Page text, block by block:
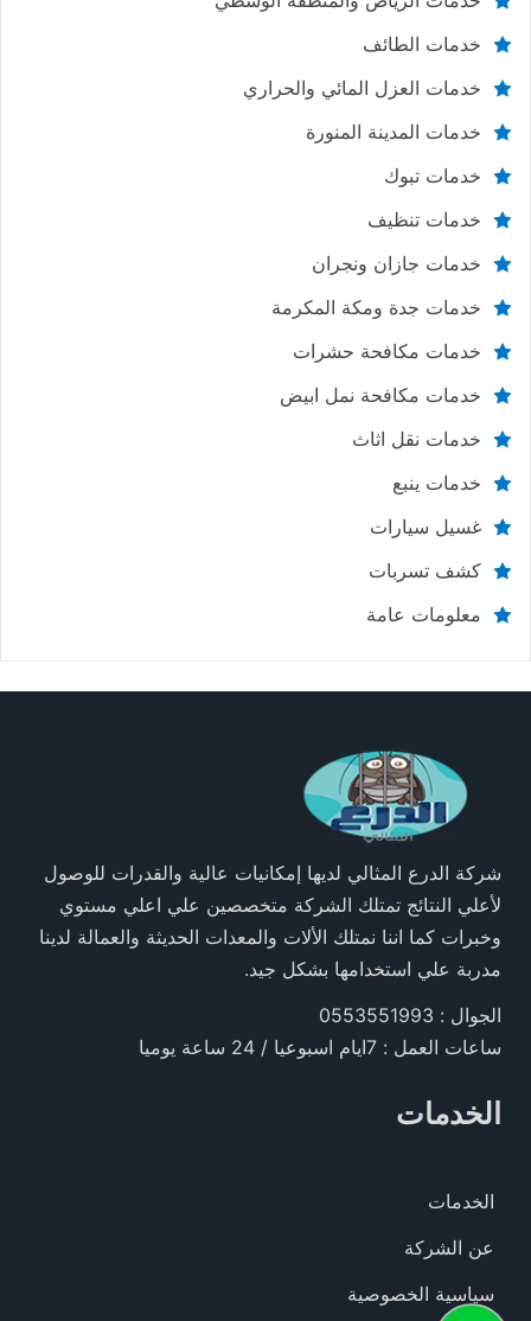
خدمات الطائف
خدمات العزل المائي والحراري
خدمات المدينة المنورة
خدمات تبوك
خدمات تنظيف
خدمات جازان ونجران
خدمات جدة ومكة المكرمة
خدمات مكافحة حشرات
خدمات مكافحة نمل ابيض
خدمات نقل اثاث
خدمات ينبع
غسيل سيارات
كشف تسربات
معلومات عامة
شركة الدرع المثالي لديها إمكانيات عالية والقدرات للوصول
لأعلي النتائج تمتلك الشركة متخصصين علي اعلي مستوي
وخبرات كما اننا نمتلك الألات والمعدات الحديثة والعمالة لدينا
مدربة علي استخدامها بشكل جيد.
الجوال : 0553551993
ساعات العمل : 7ايام اسبوعيا / 24 ساعة يوميا
الخدمات
الخدمات
عن الشركة
سياسية الخصوصية